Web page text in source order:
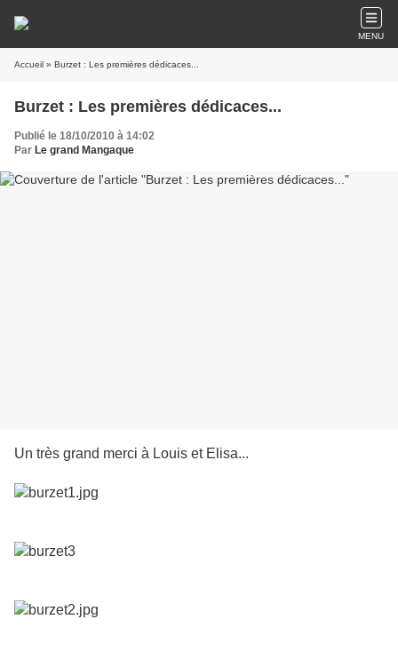
MENU
Accueil » Burzet : Les premières dédicaces...
Burzet : Les premières dédicaces...
Publié le 18/10/2010 à 14:02
Par Le grand Mangaque
Un très grand merci à Louis et Elisa...